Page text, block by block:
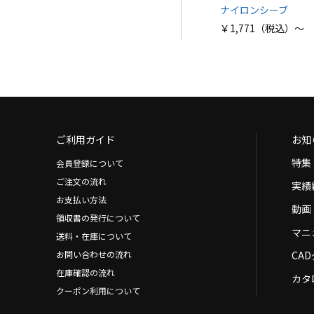
ナイロンシーブ
￥1,771（税込）～
ご利用ガイド
会員登録について
ご注文の流れ
お支払い方法
領収書の発行について
送料・在庫について
お問い合わせの流れ
在庫確認の流れ
クーポン利用について
お
特集
実績
動画
マ
カ